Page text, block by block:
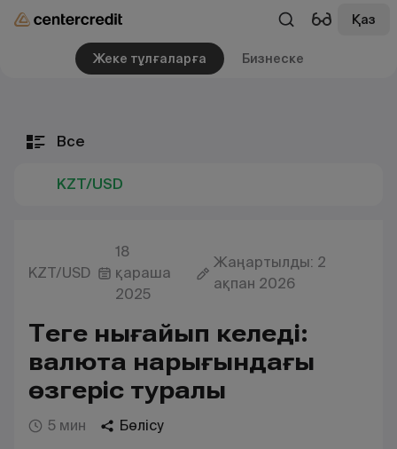
Қаз
Жеке тұлғаларға Бизнеске
Все
KZT/USD
KZT/USD
18
қараша
2025
Жаңартылды: 2
ақпан 2026
Теңге нығайып келеді:
валюта нарығындағы
өзгеріс туралы
5 мин Бөлісу